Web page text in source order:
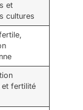
et
cultures
et fertilité